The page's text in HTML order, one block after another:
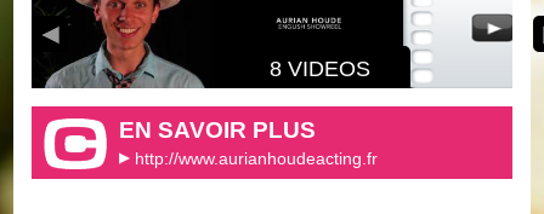
8 VIDEOS
EN SAVOIR PLUS
http://www.aurianhoudeacting.fr